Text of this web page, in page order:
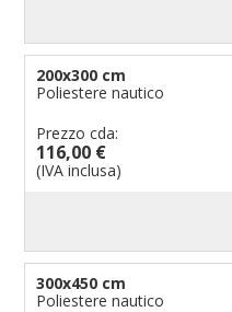
200x300 cm
Poliestere nautico
Prezzo cda:
116,00 €
(IVA inclusa)
300x450 cm
Poliestere nautico